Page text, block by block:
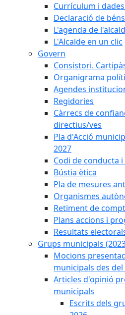
Currículum i
Declaració de
L'agenda de
L'Alcalde en un clic
Govern
Consistori.
Organigrama
Agendes
Regidories
Càrrecs de
directius/ves
Pla d'Acció
2027
Codi de conducta
Bústia ètica
Pla de mesures
Organismes
Retiment de
Plans accions i
Resultats
Grups municipals
Mocions
municipals des del
Articles d'opinió
municipals
Escrits dels